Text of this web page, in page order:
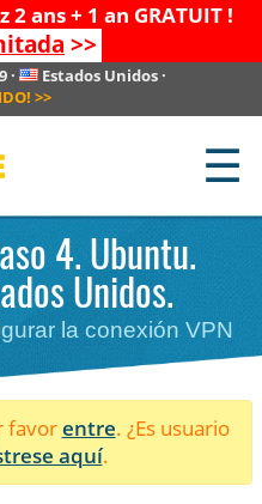
2 ans + 1 an GRATUIT !
>>
· Estados Unidos·
>>
☰
4. Ubuntu.
Unidos.
la conexión VPN
favorentre. ¿Es usuario
aquí.